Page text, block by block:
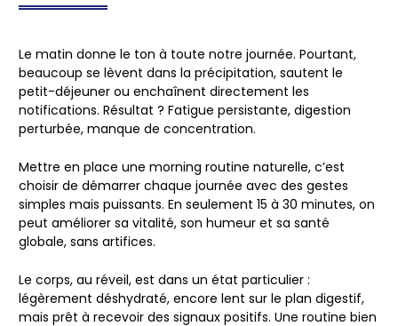
Le matin donne le ton à toute notre journée. Pourtant,
beaucoup se lèvent dans la précipitation, sautent le
petit-déjeuner ou enchaînent directement les
notifications. Résultat ? Fatigue persistante, digestion
perturbée, manque de concentration.
Mettre en place une morning routine naturelle, c’est
choisir de démarrer chaque journée avec des gestes
simples mais puissants. En seulement 15 à 30 minutes, on
peut améliorer sa vitalité, son humeur et sa santé
globale, sans artifices.
Le corps, au réveil, est dans un état particulier :
légèrement déshydraté, encore lent sur le plan digestif,
mais prêt à recevoir des signaux positifs. Une routine bien